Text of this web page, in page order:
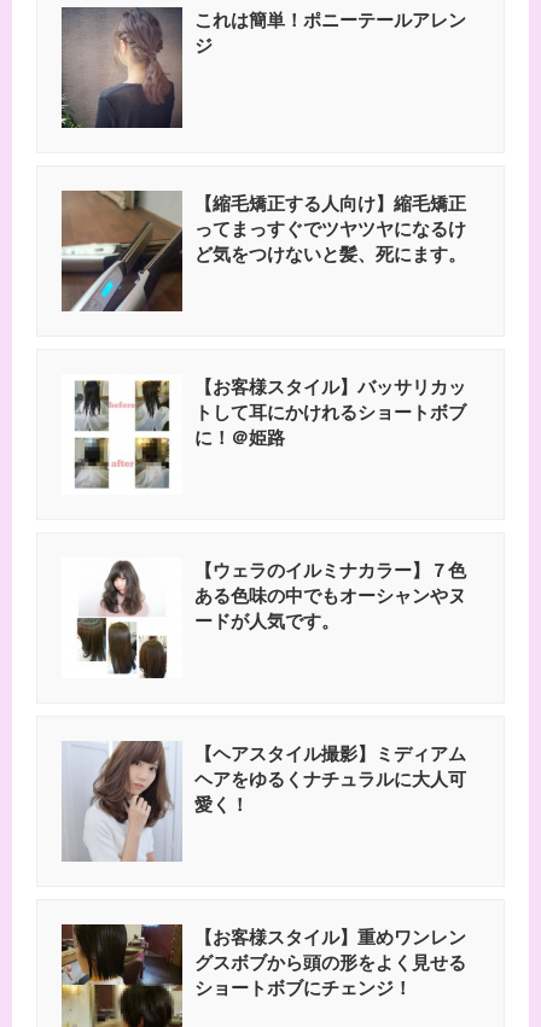
これは簡単！ポニーテールアレン
ジ
【縮毛矯正する人向け】縮毛矯正
ってまっすぐでツヤツヤになるけ
ど気をつけないと髪、死にます。
【お客様スタイル】バッサリカッ
トして耳にかけれるショートボブ
に！＠姫路
【ウェラのイルミナカラー】７色
ある色味の中でもオーシャンやヌ
ードが人気です。
【ヘアスタイル撮影】ミディアム
ヘアをゆるくナチュラルに大人可
愛く！
【お客様スタイル】重めワンレン
グスボブから頭の形をよく見せる
ショートボブにチェンジ！